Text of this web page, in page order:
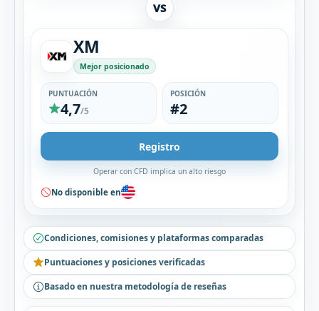
VS
XM
Mejor posicionado
PUNTUACIÓN
4,7/5
POSICIÓN
#2
Registro
Operar con CFD implica un alto riesgo
No disponible en
Condiciones, comisiones y plataformas comparadas
Puntuaciones y posiciones verificadas
Basado en nuestra metodología de reseñas